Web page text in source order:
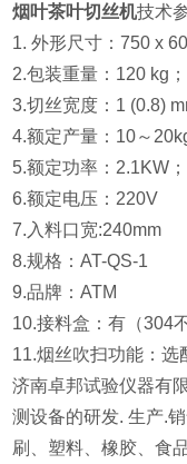
烟叶茶叶切丝机技术
1. 外形尺寸：750 x
2.包装重量：120 kg；
3.切丝宽度：1 (0.8)
4.额定产量：10～
5.额定功率：2.1KW；
6.额定电压：220V
7.入料口宽:240mm
8.规格：AT-QS-1
9.品牌：ATM
10.接料盒：有（304
11.烟丝吹扫功能：选
济南卓邦试验仪器有
测设备的研发. 生产.
刷、塑料、橡胶、食